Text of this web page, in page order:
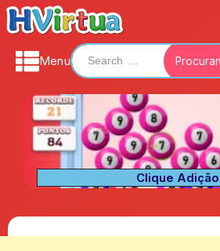
Menu Procurar
Clique Adição